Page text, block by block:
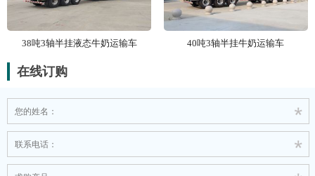
38吨3轴半挂液态牛奶运输车 40吨3轴半挂牛奶运输车
在线订购